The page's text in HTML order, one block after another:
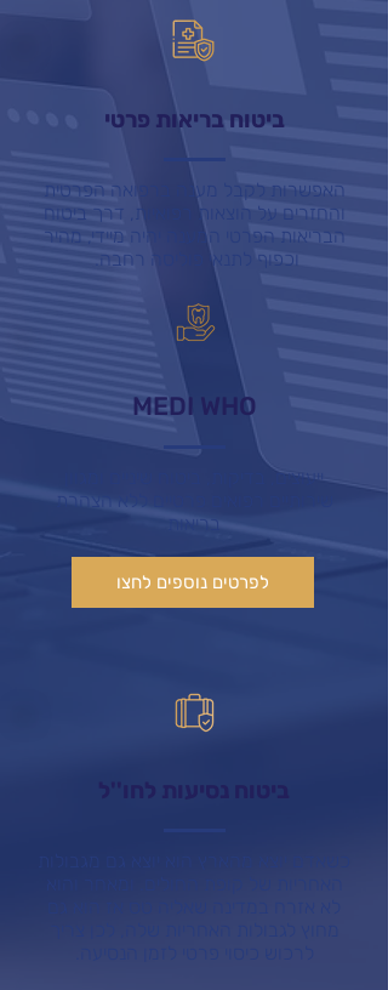
ביטוח בריאות פרטי
האפשרות לקבל מענה ברפואה הפרטית
והחזרים על הוצאות רפואיות, דרך ביטוח
הבריאות הפרטי המענה יהיה מיידי, מהיר
וכפוף לתנאי פוליסה רחבה.
MEDI WHO
ייעוצים, בדיקות, ביטוח שיניים ומגוון
שירותיים רפואים פרטיים ללא הצהרת
בריאות
לפרטים נוספים לחצו
ביטוח נסיעות לחו''ל